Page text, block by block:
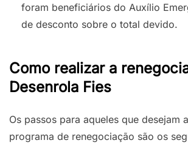
foram beneficiários do Auxílio
de desconto sobre o total devido.
Como realizar a
Desenrola Fies
Os passos para aqueles que desejam
programa de renegociação são os